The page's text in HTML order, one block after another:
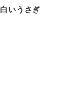
いうさぎ